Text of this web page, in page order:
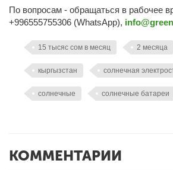
По вопросам - обращаться в рабочее
+996555755306 (WhatsApp),
15 тысяс сом в месяц 2 месяца
кыргызстан солнечная
солнечные солнечные батареи
КОММЕНТАРИИ